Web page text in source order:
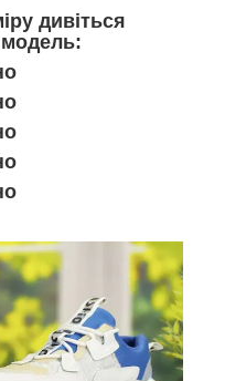
дивіться
модель: